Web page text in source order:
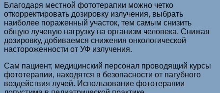
Благодаря местной фототерапии можно четко
откорректировать дозировку излучения, выбрать
наиболее пораженный участок, тем самым снизить
общую лучевую нагрузку на организм человека. Снижая
дозировку, добиваемся снижения онкологической
настороженности от УФ излучения.
Сам пациент, медицинский персонал проводящий курсы
фототерапии, находятся в безопасности от пагубного
воздействия лучей. Использование фототерапии